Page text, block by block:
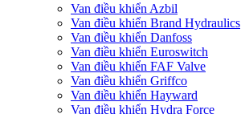
Van điều khiển Azbil
Van điều khiển Brand Hydraulics
Van điều khiển Danfoss
Van điều khiển Euroswitch
Van điều khiển FAF Valve
Van điều khiển Griffco
Van điều khiển Hayward
Van điều khiển Hydra Force